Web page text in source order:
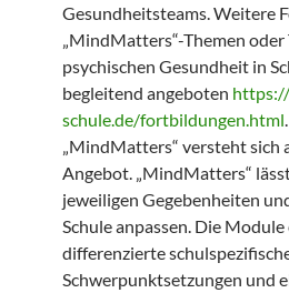
Gesundheitsteams. Weitere
„MindMatters“-Themen oder
psychischen Gesundheit in
begleitend angeboten
schule.de/fortbildungen.html
„MindMatters“ versteht sich
Angebot. „MindMatters“
jeweiligen Gegebenheiten
Schule anpassen. Die
differenzierte
Schwerpunktsetzungen und